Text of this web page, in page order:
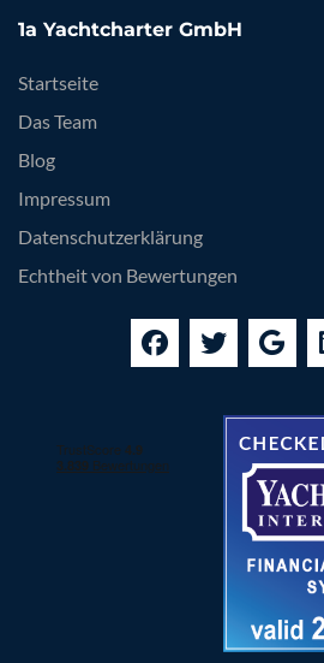
1a Yachtcharter GmbH
Startseite
Das Team
Blog
Impressum
Datenschutzerklärung
Echtheit von Bewertungen